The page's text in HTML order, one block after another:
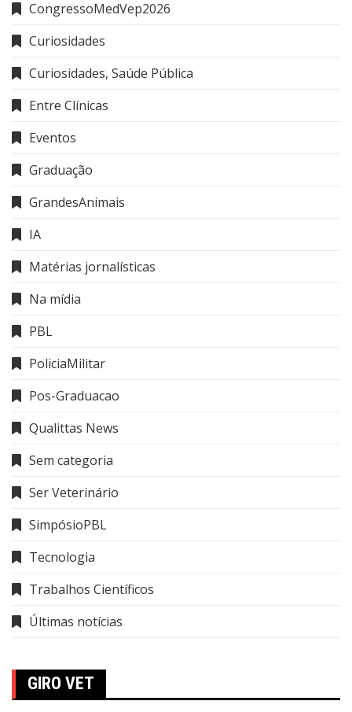
CongressoMedVep2026
Curiosidades
Curiosidades, Saúde Pública
Entre Clínicas
Eventos
Graduação
GrandesAnimais
IA
Matérias jornalísticas
Na mídia
PBL
PoliciaMilitar
Pos-Graduacao
Qualittas News
Sem categoria
Ser Veterinário
SimpósioPBL
Tecnologia
Trabalhos Científicos
Últimas notícias
GIRO VET